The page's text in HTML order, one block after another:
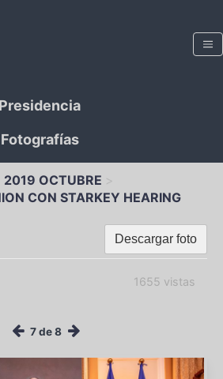
Presidencia
Fotografías
2019 OCTUBRE
CON STARKEY HEARING
Descargar foto
1655 vistas
7 de 8